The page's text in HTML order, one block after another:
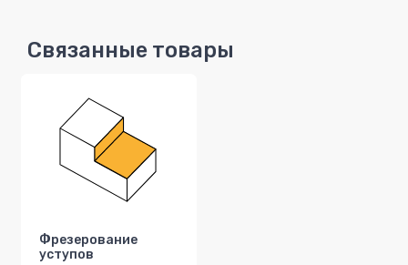
Связанные товары
Фрезерование
уступов